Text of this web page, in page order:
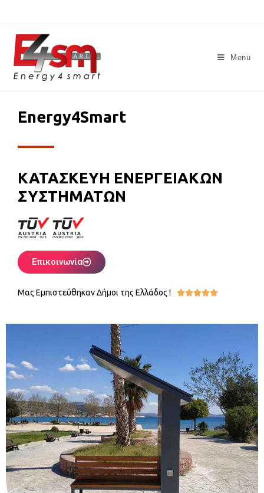
Menu
Energy4Smart
ΚΑΤΑΣΚΕΥΗ ΕΝΕΡΓΕΙΑΚΩΝ
ΣΥΣΤΗΜΑΤΩΝ
Επικοινωνία
Μας Εμπιστεύθηκαν Δήμοι της Ελλάδος ! 